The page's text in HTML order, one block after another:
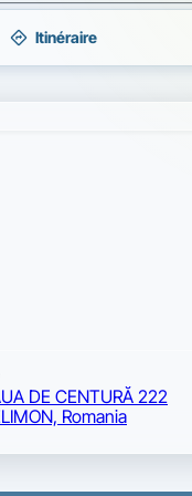
directions Itinéraire
DE CENTURĂ 222
Romania